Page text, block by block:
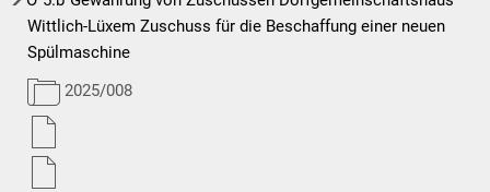
Wittlich-Lüxem Zuschuss für die Beschaffung einer neuen
Spülmaschine
2025/008